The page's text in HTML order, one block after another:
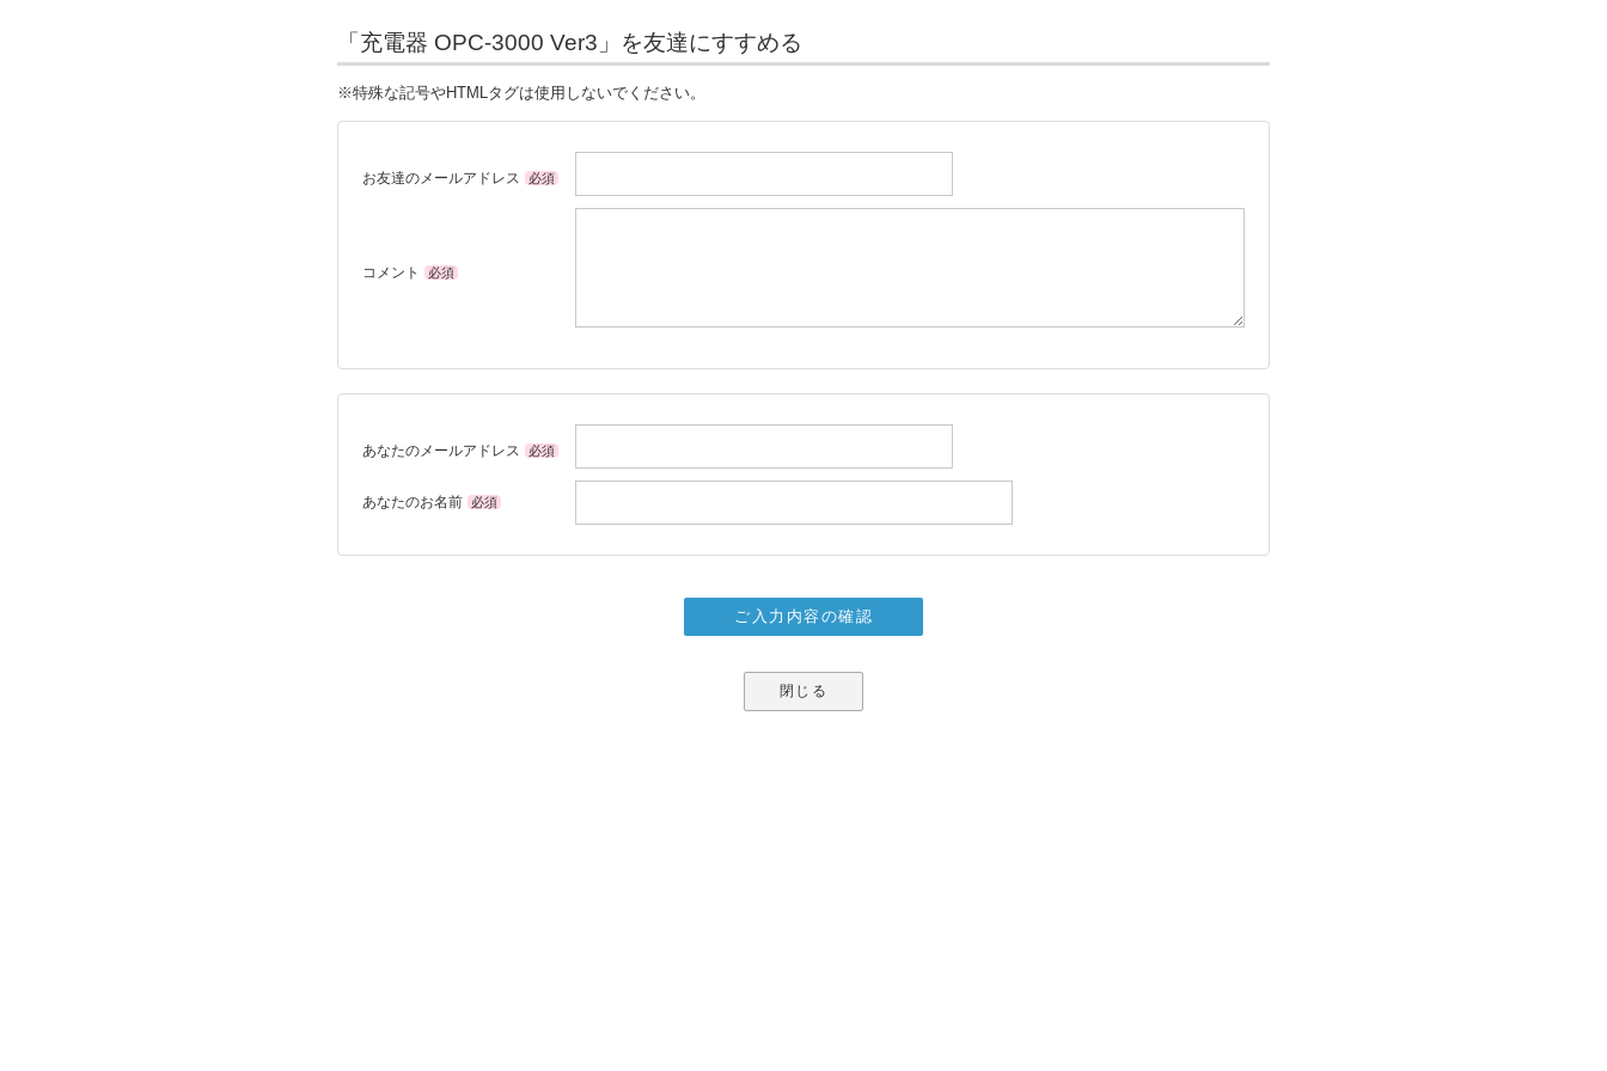
「充電器 OPC-3000 Ver3」を友達にすすめる
※特殊な記号やHTMLタグは使用しないでください。
お友達のメールアドレス 必須
コメント 必須
あなたのメールアドレス 必須
あなたのお名前 必須